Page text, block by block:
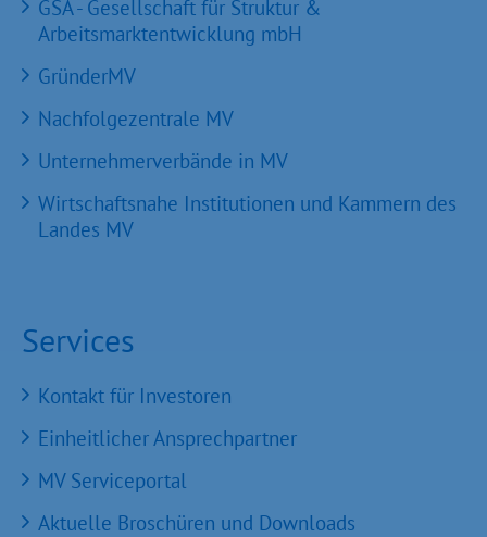
GSA - Gesellschaft für Struktur &
Arbeitsmarktentwicklung mbH
GründerMV
Nachfolgezentrale MV
Unternehmerverbände in MV
Wirtschaftsnahe Institutionen und Kammern des
Landes MV
Services
Kontakt für Investoren
Einheitlicher Ansprechpartner
MV Serviceportal
Aktuelle Broschüren und Downloads